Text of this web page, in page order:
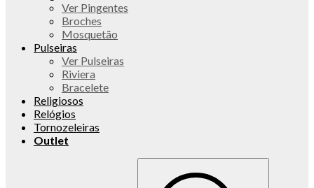
Ver Pingentes
Broches
Mosquetão
Pulseiras
Ver Pulseiras
Riviera
Bracelete
Religiosos
Relógios
Tornozeleiras
Outlet